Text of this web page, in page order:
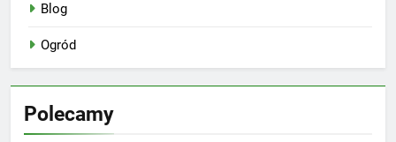
Blog
Ogród
Polecamy